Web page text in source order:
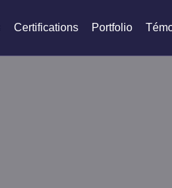
Certifications Portfolio